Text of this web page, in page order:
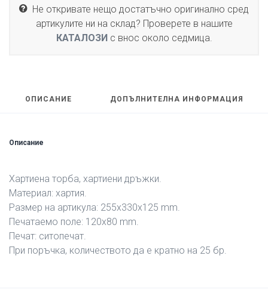
Не откривате нещо достатъчно оригинално сред
артикулите ни на склад? Проверете в нашите
КАТАЛОЗИс внос около седмица.
ОПИСАНИЕ ДОПЪЛНИТЕЛНА ИНФОРМАЦИЯ
Описание
Хартиена торба, хартиени дръжки.
Материал: хартия.
Размер на артикула: 255х330х125 mm.
Печатаемо поле: 120х80 mm.
Печат: ситопечат.
При поръчка, количеството да е кратно на 25 бр.